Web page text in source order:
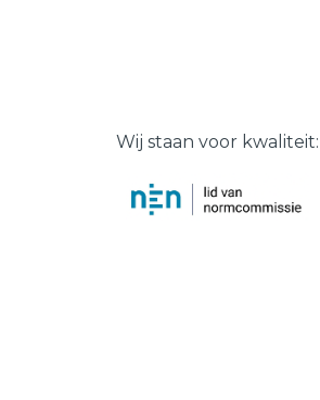
Wij staan voor kwaliteit: